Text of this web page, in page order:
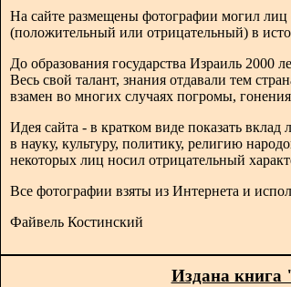
На сайте размещены фотографии могил лиц
(положительный или отрицательный) в
До образования государства Израиль 2000
Весь свой талант, знания отдавали тем
взамен во многих случаях погромы, гонения
Идея сайта - в кратком виде показать
в науку, культуру, политику, религию
некоторых лиц носил отрицательный
Все фотографии взяты из Интернета и
Файвель Костинский
Издана